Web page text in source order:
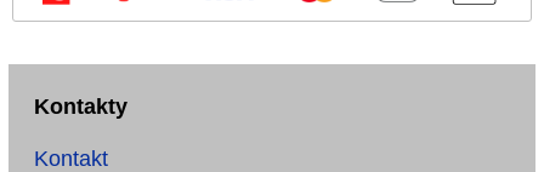
Kontakty
Kontakt